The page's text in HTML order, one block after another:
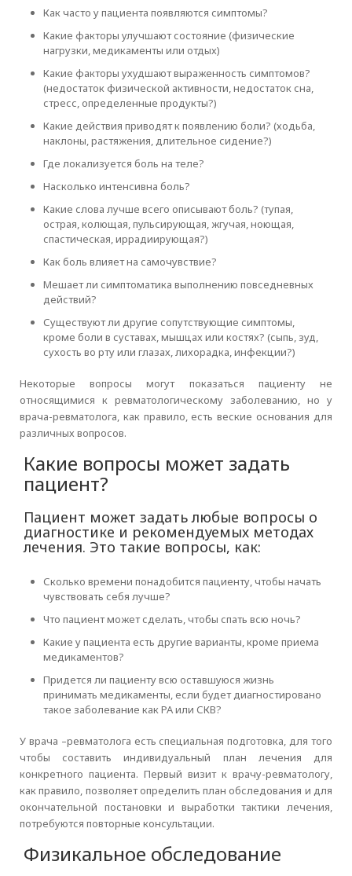
Как часто у пациента появляются симптомы?
Какие факторы улучшают состояние (физические
нагрузки, медикаменты или отдых)
Какие факторы ухудшают выраженность симптомов?
(недостаток физической активности, недостаток сна,
стресс, определенные продукты?)
Какие действия приводят к появлению боли? (ходьба,
наклоны, растяжения, длительное сидение?)
Где локализуется боль на теле?
Насколько интенсивна боль?
Какие слова лучше всего описывают боль? (тупая,
острая, колющая, пульсирующая, жгучая, ноющая,
спастическая, иррадиирующая?)
Как боль влияет на самочувствие?
Мешает ли симптоматика выполнению повседневных
действий?
Существуют ли другие сопутствующие симптомы,
кроме боли в суставах, мышцах или костях? (сыпь, зуд,
сухость во рту или глазах, лихорадка, инфекции?)
Некоторые вопросы могут показаться пациенту не
относящимися к ревматологическому заболеванию, но у
врача-ревматолога, как правило, есть веские основания для
различных вопросов.
Какие вопросы может задать
пациент?
Пациент может задать любые вопросы о
диагностике и рекомендуемых методах
лечения. Это такие вопросы, как:
Сколько времени понадобится пациенту, чтобы начать
чувствовать себя лучше?
Что пациент может сделать, чтобы спать всю ночь?
Какие у пациента есть другие варианты, кроме приема
медикаментов?
Придется ли пациенту всю оставшуюся жизнь
принимать медикаменты, если будет диагностировано
такое заболевание как РА или СКВ?
У врача –ревматолога есть специальная подготовка, для того
чтобы составить индивидуальный план лечения для
конкретного пациента. Первый визит к врачу-ревматологу,
как правило, позволяет определить план обследования и для
окончательной постановки и выработки тактики лечения,
потребуются повторные консультации.
Физикальное обследование